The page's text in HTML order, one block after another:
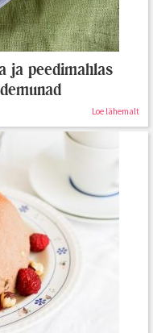
ja peedimahlas
Loe lähemalt